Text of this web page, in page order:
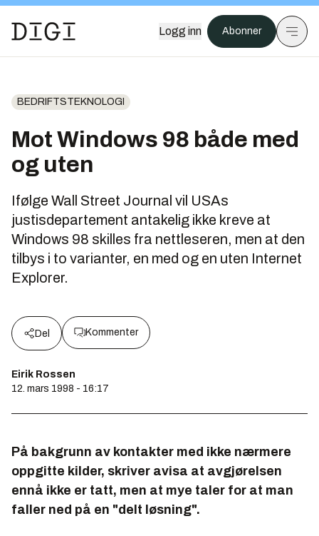
Logg inn Abonner
BEDRIFTSTEKNOLOGI
Mot Windows 98 både med
og uten
Ifølge Wall Street Journal vil USAs
justisdepartement antakelig ikke kreve at
Windows 98 skilles fra nettleseren, men at den
tilbys i to varianter, en med og en uten Internet
Explorer.
Del Kommenter
Eirik Rossen
12. mars 1998 - 16:17
På bakgrunn av kontakter med ikke nærmere
oppgitte kilder, skriver avisa at avgjørelsen
ennå ikke er tatt, men at mye taler for at man
faller ned på en "delt løsning".